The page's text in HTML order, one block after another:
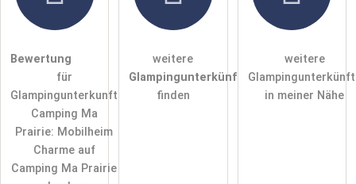
Die Datenschutzerklärunghabe ich zur Kenntnis genommen.
öffentliche Frage stellen
Hinweis: Bitte beachten Sie, öffentliche Fragen sind
für alle
Besucher sichtbar
Klicken Sie hier um eine
Glampingunterkunft-Eintrag zu stellen
Bewertung
für
Glampingunterkunft
Camping Ma
Prairie: Mobilheim
Charme auf
Camping Ma Prairie
weitere
Glampingunterkünfte
finden
weitere
in meiner Nähe